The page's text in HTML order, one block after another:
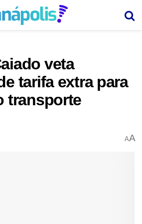
veta
tarifa extra para
transporte
AA